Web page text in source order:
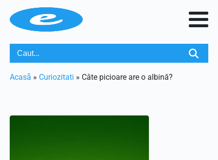
Acasã » Curiozitati » Câte picioare are o albină?